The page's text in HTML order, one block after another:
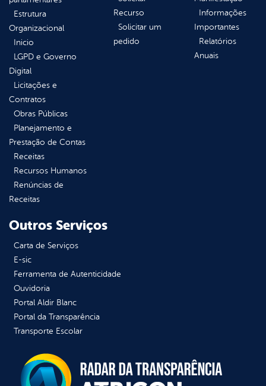
Estrutura
Organizacional
Inicio
LGPD e Governo
Digital
Licitações e
Contratos
Obras Públicas
Planejamento e
Prestação de Contas
Receitas
Recursos Humanos
Renúncias de
Receitas
Recurso
Solicitar um
pedido
Informações
Importantes
Relatórios
Anuais
Outros Serviços
Carta de Serviços
E-sic
Ferramenta de Autenticidade
Ouvidoria
Portal Aldir Blanc
Portal da Transparência
Transporte Escolar